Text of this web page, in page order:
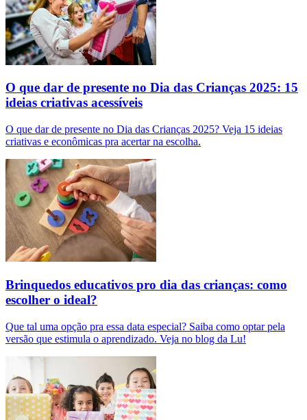
O que dar de presente no Dia das Crianças 2025: 15
ideias criativas acessíveis
O que dar de presente no Dia das Crianças 2025? Veja 15 ideias
criativas e econômicas pra acertar na escolha.
Brinquedos educativos pro dia das crianças: como
escolher o ideal?
Que tal uma opção pra essa data especial? Saiba como optar pela
versão que estimula o aprendizado. Veja no blog da Lu!